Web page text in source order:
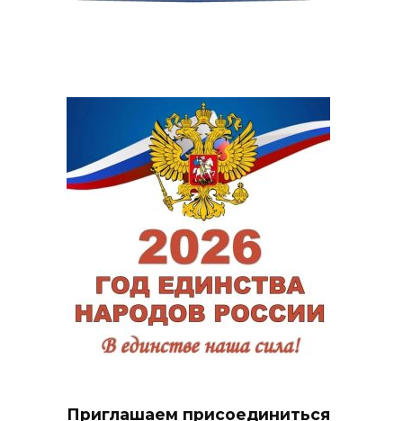
Приглашаем присоединиться